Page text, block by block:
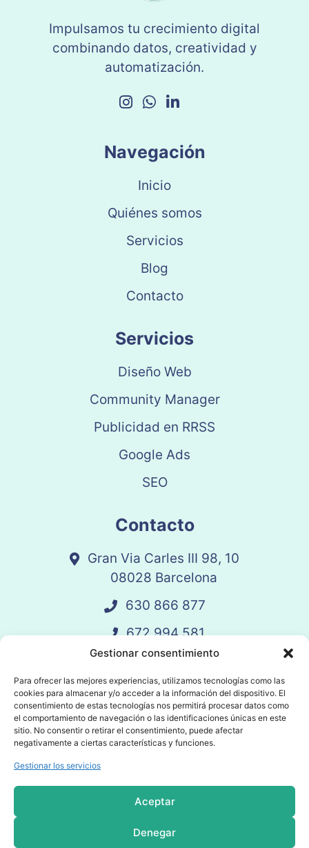
Gestionar consentimiento
Para ofrecer las mejores experiencias, utilizamos tecnologías como las
cookies para almacenar y/o acceder a la información del dispositivo. El
consentimiento de estas tecnologías nos permitirá procesar datos como
el comportamiento de navegación o las identificaciones únicas en este
sitio. No consentir o retirar el consentimiento, puede afectar
negativamente a ciertas características y funciones.
Gestionar los servicios
Aceptar
Denegar
Impulsamos tu crecimiento digital
combinando datos, creatividad y
automatización.
Navegación
Inicio
Quiénes somos
Servicios
Blog
Contacto
Servicios
Diseño Web
Community Manager
Publicidad en RRSS
Google Ads
SEO
Contacto
Gran Via Carles III 98, 10
08028 Barcelona
630 866 877
672 994 581
vandelay@vandelay.es
Agendar Llamada
© 2025 Vandelay. Todos los derechos
reservados.